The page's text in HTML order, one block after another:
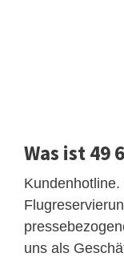
Was ist 49
uns als